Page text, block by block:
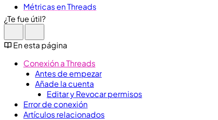
Métricas en Threads
¿Te fue útil?
En esta página
Conexión a Threads
Antes de empezar
Añade la cuenta
Editar y Revocar permisos
Error de conexión
Artículos relacionados